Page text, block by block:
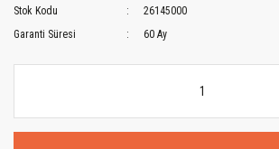
Stok Kodu
26145000
Garanti Süresi
60 Ay